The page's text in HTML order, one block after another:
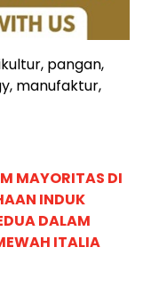
pangan,
manufaktur,
MAYORITAS DI
INDUK
DALAM
ITALIA